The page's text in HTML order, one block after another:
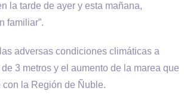
la tarde de ayer y esta mañana,
familiar”.
adversas condiciones climáticas a
3 metros y el aumento de la marea que
la Región de Ñuble.